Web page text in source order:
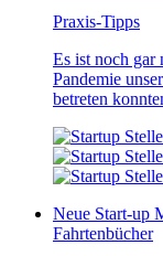
Praxis-Tipps
Es ist noch gar
Pandemie
betreten
Neue Start-up
Fahrtenbücher